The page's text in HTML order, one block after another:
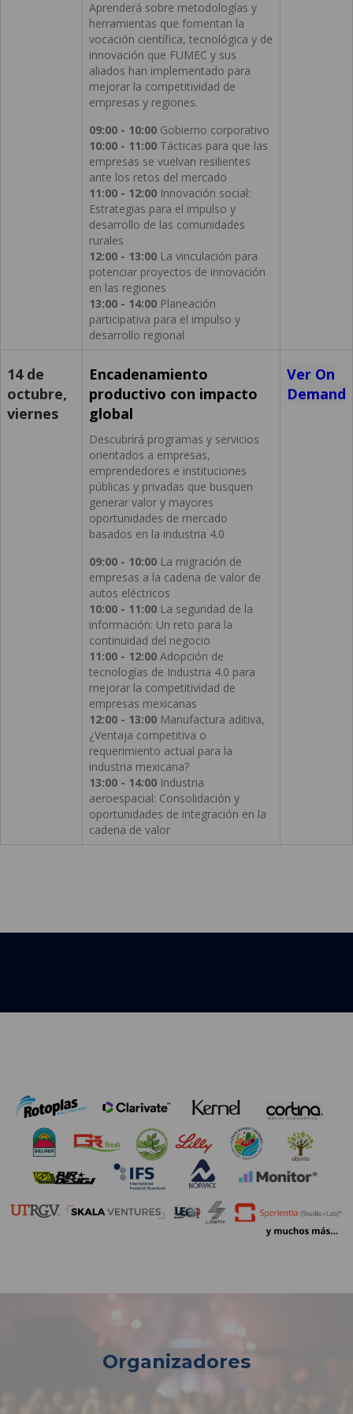
Aprenderá sobre metodologías y
herramientas que fomentan la
vocación científica, tecnológica y de
innovación que FUMEC y sus
aliados han implementado para
mejorar la competitividad de
empresas y regiones.
09:00 - 10:00 Gobierno corporativo
10:00 - 11:00 Tácticas para que las
empresas se vuelvan resilientes
ante los retos del mercado
11:00 - 12:00 Innovación social:
Estrategias para el impulso y
desarrollo de las comunidades
rurales
12:00 - 13:00 La vinculación para
potenciar proyectos de innovación
en las regiones
13:00 - 14:00 Planeación
participativa para el impulso y
desarrollo regional
14 de
octubre,
viernes
Encadenamiento
productivo con impacto
global
Descubrirá programas y servicios
orientados a empresas,
emprendedores e instituciones
públicas y privadas que busquen
generar valor y mayores
oportunidades de mercado
basados en la industria 4.0
09:00 - 10:00 La migración de
empresas a la cadena de valor de
autos eléctricos
10:00 - 11:00 La seguridad de la
información: Un reto para la
continuidad del negocio
11:00 - 12:00 Adopción de
tecnologías de Industria 4.0 para
mejorar la competitividad de
empresas mexicanas
12:00 - 13:00 Manufactura aditiva,
¿Ventaja competitiva o
requerimiento actual para la
industria mexicana?
13:00 - 14:00 Industria
aeroespacial: Consolidación y
oportunidades de integración en la
cadena de valor
Ver On
Demand
Organizadores